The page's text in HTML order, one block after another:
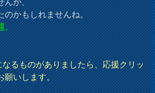
のかもしれませんね。
。
ものがありましたら、応援クリッ
願いします。